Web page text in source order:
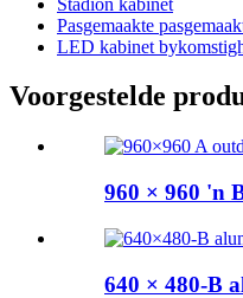
Pasgemaakte
LED kabinet
Voorgestelde
960 × 960 'n
640 × 480-B